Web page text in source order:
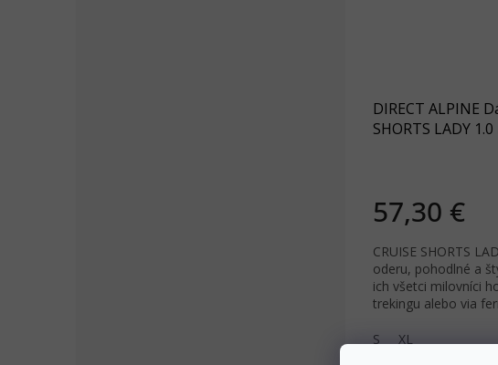
DIRECT ALPINE
SHORTS LADY
57,30 €
CRUISE SHORTS
oderu, pohodlné a
ich všetci milovníci
trekingu alebo via
S XL